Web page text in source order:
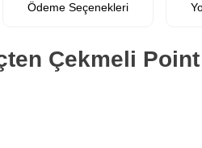
Ödeme Seçenekleri
Çekmeli